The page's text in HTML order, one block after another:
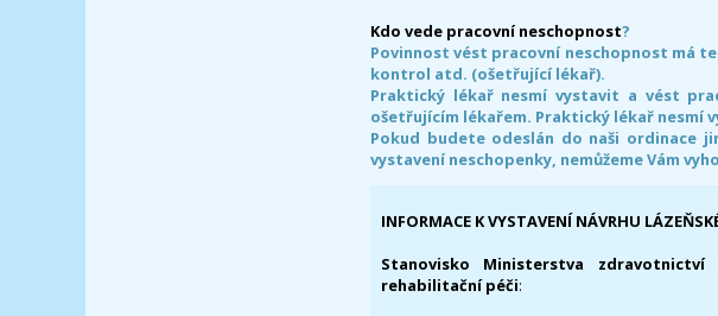
Kdo vede pracovní neschopnost?
Povinnost vést pracovní neschopnost má
kontrol atd. (ošetřující lékař).
Praktický lékař nesmí vystavit a vést
ošetřujícím lékařem. Praktický lékař nesmí
Pokud budete odeslán do naši ordinace
vystavení neschopenky, nemůžeme Vám
INFORMACE K VYSTAVENÍ NÁVRHU
Stanovisko Ministerstva
rehabilitační péči: